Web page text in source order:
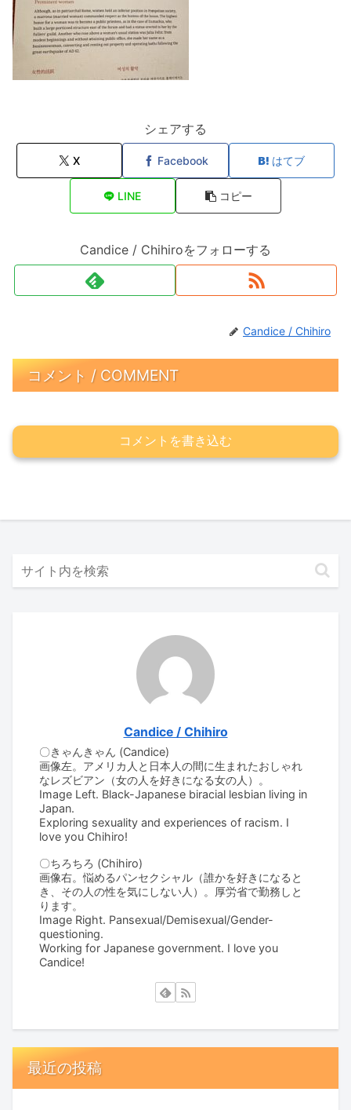
シェアする
X Facebook はてブ
LINE コピー
Candice / Chihiroをフォローする
Candice / Chihiro
コメント / COMMENT
コメントを書き込む
Candice / Chihiro
〇きゃんきゃん (Candice)
画像左。アメリカ人と日本人の間に生まれたおしゃれ
なレズビアン（女の人を好きになる女の人）。
Image Left. Black-Japanese biracial lesbian living in
Japan.
Exploring sexuality and experiences of racism. I
love you Chihiro!
〇ちろちろ (Chihiro)
画像右。悩めるパンセクシャル（誰かを好きになると
き、その人の性を気にしない人）。厚労省で勤務しと
ります。
Image Right. Pansexual/Demisexual/Gender-
questioning.
Working for Japanese government. I love you
Candice!
最近の投稿